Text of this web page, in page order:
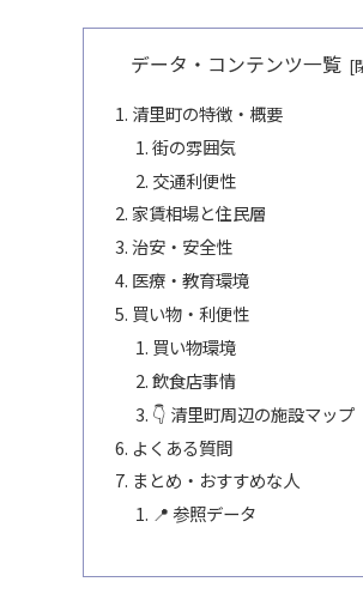
データ・コンテンツ一覧
清里町の特徴・概要
街の雰囲気
交通利便性
家賃相場と住民層
治安・安全性
医療・教育環境
買い物・利便性
買い物環境
飲食店事情
👇 清里町周辺の施設マップ
よくある質問
まとめ・おすすめな人
📍 参照データ